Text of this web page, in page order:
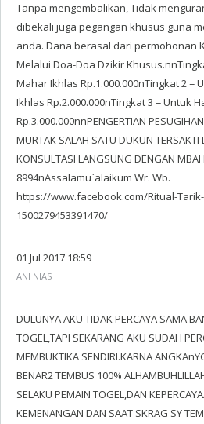
Tanpa mengembalikan, Tidak
dibekali juga pegangan khusus guna
anda. Dana berasal dari permohonan
Melalui Doa-Doa Dzikir
Mahar Ikhlas Rp.1.000.000nTingkat 2 =
Ikhlas Rp.2.000.000nTingkat 3 = Untuk
Rp.3.000.000nnPENGERTIAN
MURTAK SALAH SATU DUKUN
KONSULTASI LANGSUNG DENGAN
8994nAssalamu`alaikum Wr. Wb.
https://www.facebook.com/Ritual-
1500279453391470/
01 Jul 2017 18:59
ANI NIAS
DULUNYA AKU TIDAK PERCAYA SAMA
TOGEL,TAPI SEKARANG AKU SUDAH
MEMBUKTIKA SENDIRI.KARNA
BENAR2 TEMBUS 100%
SELAKU PEMAIN TOGEL,DAN
KEMENANGAN DAN SAAT SKRAG SY